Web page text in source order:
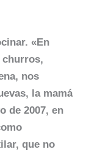
«En
churros,
nos
la mamá
de 2007, en
que no